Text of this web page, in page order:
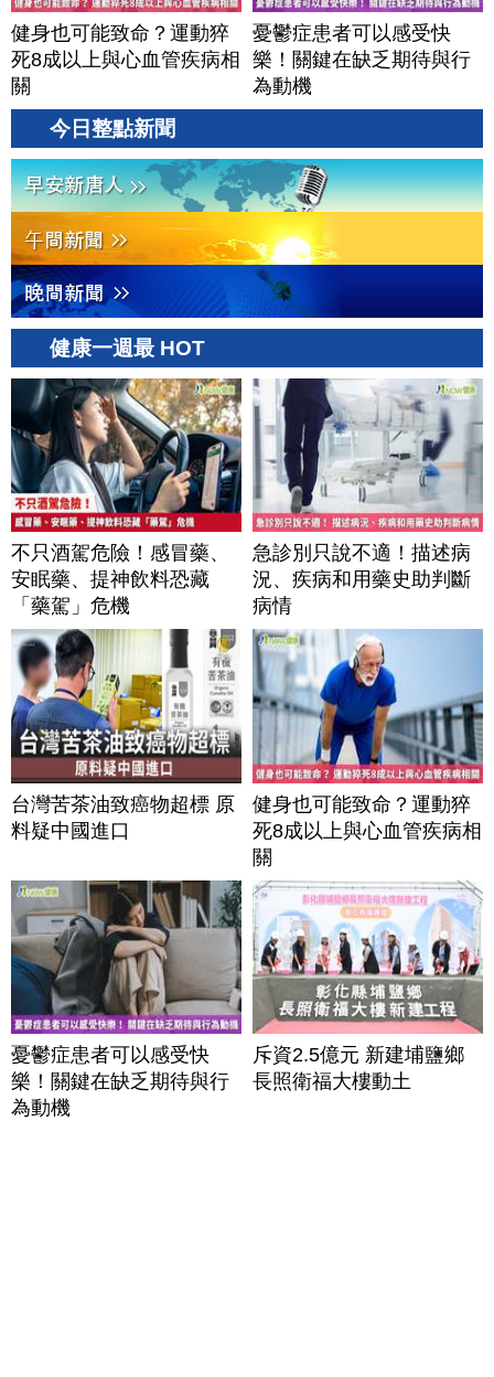
健身也可能致命？運動猝
死8成以上與心血管疾病相
關
憂鬱症患者可以感受快
樂！關鍵在缺乏期待與行
為動機
今日整點新聞
健康一週最 HOT
不只酒駕危險！感冒藥、
安眠藥、提神飲料恐藏
「藥駕」危機
急診別只說不適！描述病
況、疾病和用藥史助判斷
病情
台灣苦茶油致癌物超標 原
料疑中國進口
健身也可能致命？運動猝
死8成以上與心血管疾病相
關
憂鬱症患者可以感受快
樂！關鍵在缺乏期待與行
為動機
斥資2.5億元 新建埔鹽鄉
長照衛福大樓動土